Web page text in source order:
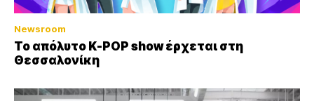
Newsroom
Το απόλυτο K-POP show έρχεται στη
Θεσσαλονίκη